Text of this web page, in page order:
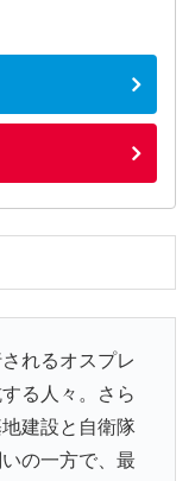
れるオスプレ
る人々。さら
建設と自衛隊
の一方で、最